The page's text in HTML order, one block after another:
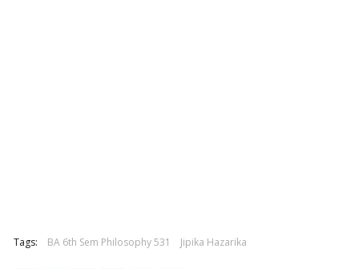
Tags: BA 6th Sem Philosophy 531 Jipika Hazarika